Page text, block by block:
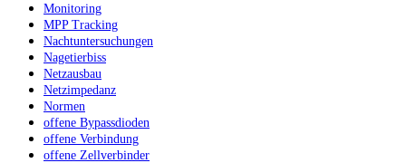
Monitoring
MPP Tracking
Nachtuntersuchungen
Nagetierbiss
Netzausbau
Netzimpedanz
Normen
offene Bypassdioden
offene Verbindung
offene Zellverbinder